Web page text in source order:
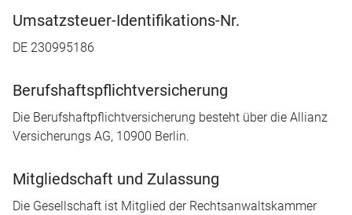
Umsatzsteuer-Identifikations-Nr.
DE 230995186
Berufshaftspflichtversicherung
Die Berufshaftpflichtversicherung besteht über die Allianz
Versicherungs AG, 10900 Berlin.
Mitgliedschaft und Zulassung
Die Gesellschaft ist Mitglied der Rechtsanwaltskammer